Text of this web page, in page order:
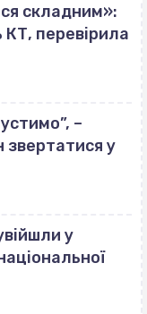
складним»:
КТ, перевірила
–
у
у